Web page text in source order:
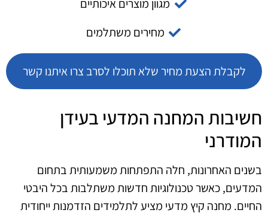
מגוון מוצרים איכותיים
מחירים משתלמים
לקבלת הצעת מחיר שלא תוכלו לסרב צרו איתנו קשר
חשיבות המחנה המדעי בעידן
המודרני
בשנים האחרונות, חלה התפתחות משמעותית בתחום
המדעים, כאשר טכנולוגיות חדשות משתלבות בכל היבטי
החיים. מחנה קיץ מדעי מציע לתלמידים הזדמנות ייחודית